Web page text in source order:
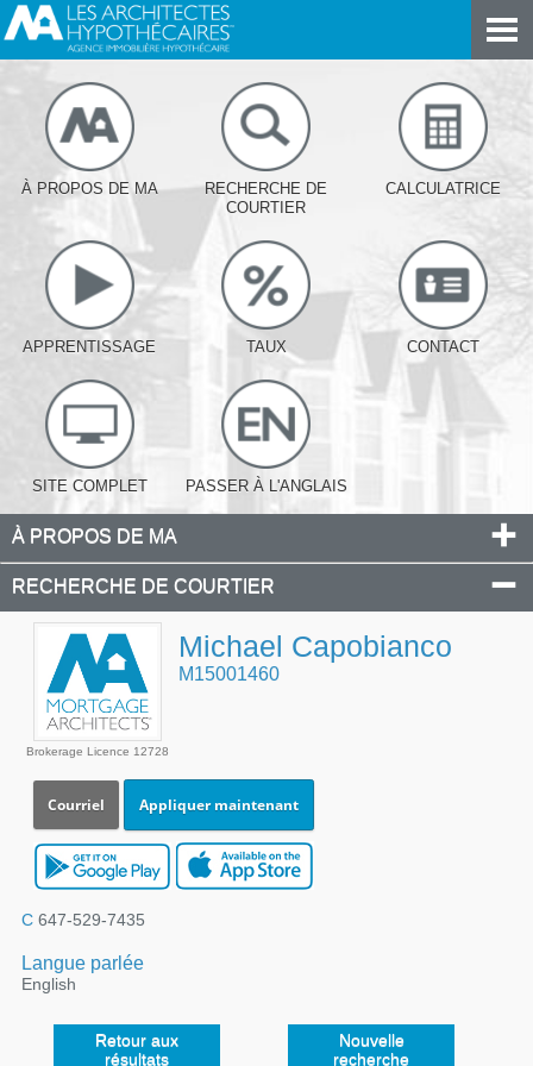
À PROPOS DE MA
RECHERCHE DE
COURTIER
CALCULATRICE
APPRENTISSAGE TAUX CONTACT
SITE COMPLET PASSER À L'ANGLAIS
À PROPOS DE MA
RECHERCHE DE COURTIER
Brokerage Licence 12728
Michael Capobianco
M15001460
Courriel Appliquer maintenant
C 647-529-7435
Langue parlée
English
Retour aux
résultats
Nouvelle
recherche